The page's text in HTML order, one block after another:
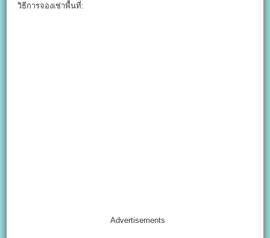
วิธีการจองเช่าพื้นที่:
Advertisements